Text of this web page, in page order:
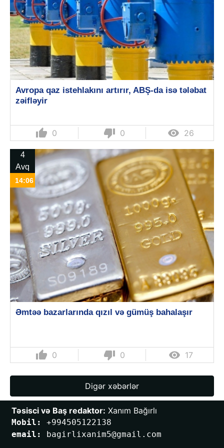
Avropa qaz istehlakını artırır, ABŞ-da isə tələbat
zəifləyir
thumb_up 0 thumb_down 0  26
4
Avq
14:06
Əmtəə bazarlarında qızıl və gümüş bahalaşır
thumb_up 0 thumb_down 0  17
Digər xəbərlər
Təsisci və Baş redaktor: Xanım Bağırlı
Mobil: +994505122138
email:
bagirlixanim5@gmail.com